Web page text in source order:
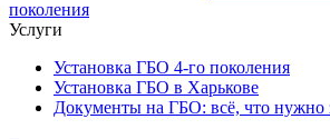
поколения
Услуги
Установка ГБО 4-го поколения
Установка ГБО в Харькове
Документы на ГБО: всё, что нужно